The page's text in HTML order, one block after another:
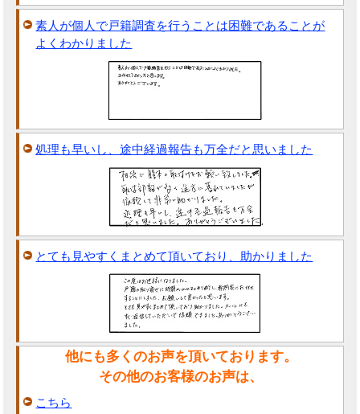
素人が個人で戸籍調査を行うことは困難であることが
よくわかりました
処理も早いし、途中経過報告も万全だと思いました
とても見やすくまとめて頂いており、助かりました
他にも多くのお声を頂いております。
その他のお客様のお声は、
こちら